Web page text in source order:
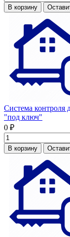
В корзину
Система контроля
"под ключ"
0 ₽
В корзину